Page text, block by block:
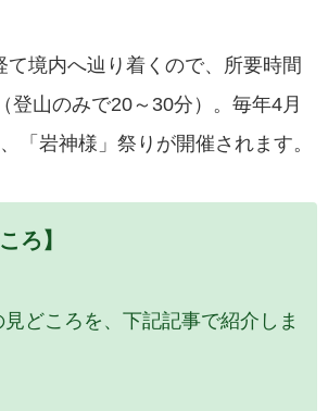
て境内へ辿り着くので、所要時間
登山のみで20～30分）。毎年4月
「岩神様」祭りが開催されます。
ろ】
どころを、下記記事で紹介しま